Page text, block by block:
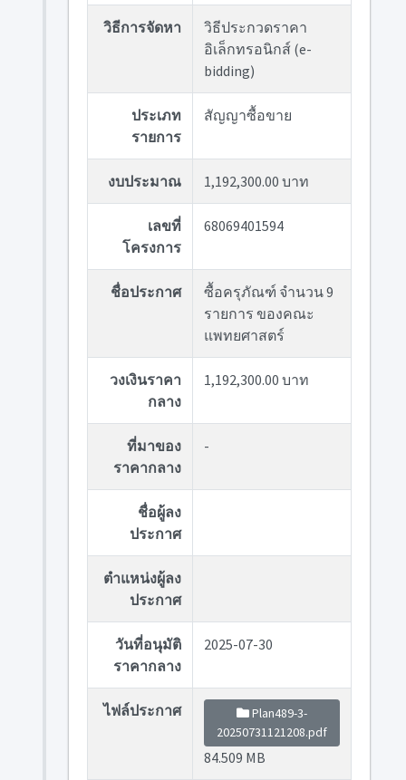
วิธีการจัดหา
วิธีประกวดราคา
อิเล็กทรอนิกส์ (e-
bidding)
ประเภท
รายการ
สัญญาซื้อขาย
งบประมาณ 1,192,300.00 บาท
เลขที่
โครงการ
68069401594
ชื่อประกาศ
ซื้อครุภัณฑ์ จำนวน 9
รายการ ของคณะ
แพทยศาสตร์
วงเงินราคา
กลาง
1,192,300.00 บาท
ที่มาของ
ราคากลาง
-
ชื่อผู้ลง
ประกาศ
ตำแหน่งผู้ลง
ประกาศ
วันที่อนุมัติ
ราคากลาง
2025-07-30
ไฟล์ประกาศ
Plan489-3-
20250731121208.pdf
84.509 MB